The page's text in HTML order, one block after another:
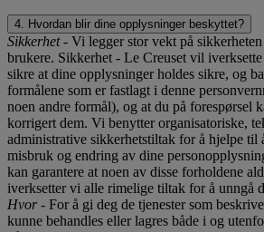
4. Hvordan blir dine opplysninger beskyttet?
Sikkerhet- Vi legger stor vekt på
brukere. Sikkerhet - Le Creuset vil
sikre at dine opplysninger holdes sikre, og
formålene som er fastlagt i denne
noen andre formål), og at du på forespørsel
korrigert dem. Vi benytter organisatoriske,
administrative sikkerhetstiltak for å hjelpe til
misbruk og endring av dine
kan garantere at noen av disse forholdene
iverksetter vi alle rimelige tiltak for å unngå
Hvor- For å gi deg de tjenester som
kunne behandles eller lagres både i og